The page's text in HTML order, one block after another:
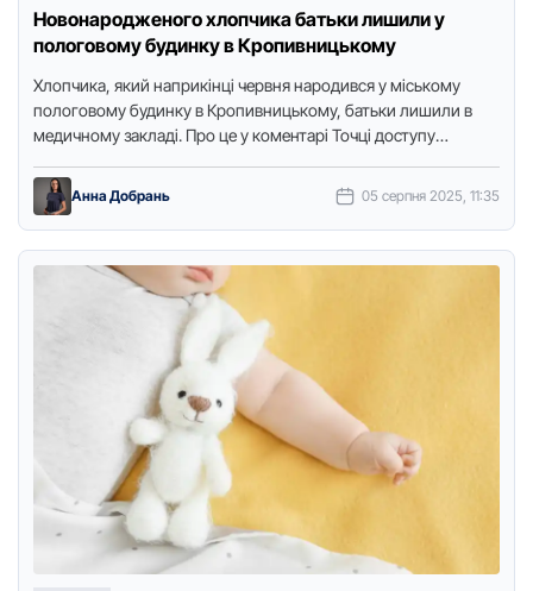
Новонародженого хлопчика батьки лишили у
пологовому будинку в Кропивницькому
Хлопчика, який наприкінці червня народився у міському
пологовому будинку в Кропивницькому, батьки лишили в
медичному закладі. Про це у коментарі Точці доступу
Анна Добрань 05 серпня 2025, 11:35